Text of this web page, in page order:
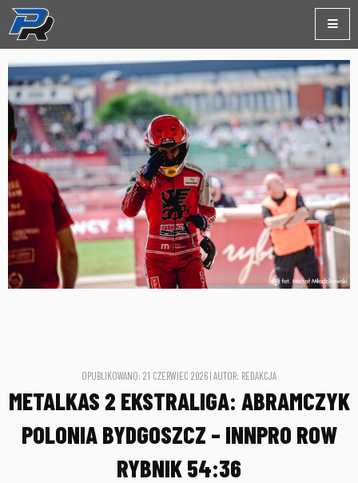
OPUBLIKOWANO: 21 CZERWIEC 2026 | AUTOR: REDAKCJA
METALKAS 2 EKSTRALIGA: ABRAMCZYK
POLONIA BYDGOSZCZ – INNPRO ROW
RYBNIK 54:36